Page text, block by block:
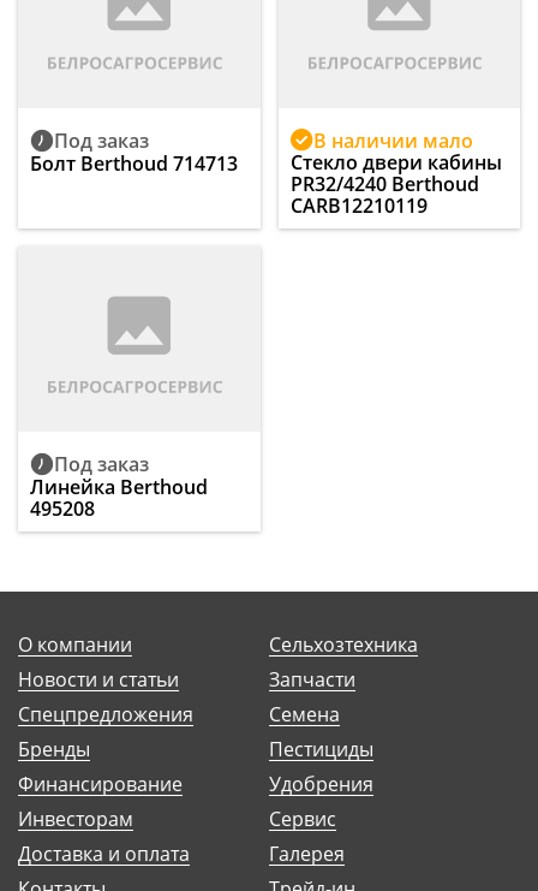
Под заказ
Болт Berthoud 714713
В наличии мало
Стекло двери кабины
PR32/4240 Berthoud
CARB12210119
Под заказ
Линейка Berthoud
495208
О компании
Новости и статьи
Спецпредложения
Бренды
Финансирование
Инвесторам
Доставка и оплата
Сельхозтехника
Запчасти
Семена
Пестициды
Удобрения
Сервис
Галерея